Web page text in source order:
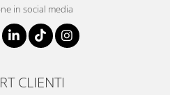
in social media
CLIENTI